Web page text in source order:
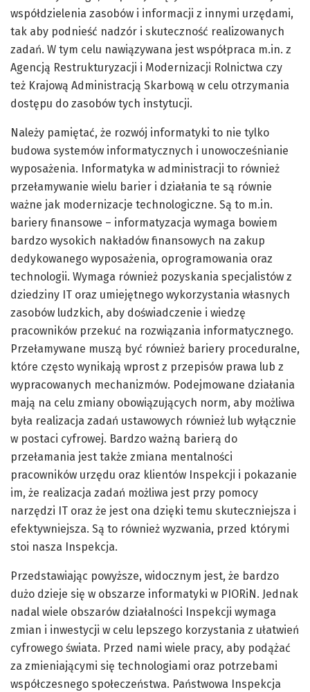
współdzielenia zasobów i informacji z innymi urzędami,
tak aby podnieść nadzór i skuteczność realizowanych
zadań. W tym celu nawiązywana jest współpraca m.in. z
Agencją Restrukturyzacji i Modernizacji Rolnictwa czy
też Krajową Administracją Skarbową w celu otrzymania
dostępu do zasobów tych instytucji.
Należy pamiętać, że rozwój informatyki to nie tylko
budowa systemów informatycznych i unowocześnianie
wyposażenia. Informatyka w administracji to również
przełamywanie wielu barier i działania te są równie
ważne jak modernizacje technologiczne. Są to m.in.
bariery finansowe – informatyzacja wymaga bowiem
bardzo wysokich nakładów finansowych na zakup
dedykowanego wyposażenia, oprogramowania oraz
technologii. Wymaga również pozyskania specjalistów z
dziedziny IT oraz umiejętnego wykorzystania własnych
zasobów ludzkich, aby doświadczenie i wiedzę
pracowników przekuć na rozwiązania informatycznego.
Przełamywane muszą być również bariery proceduralne,
które często wynikają wprost z przepisów prawa lub z
wypracowanych mechanizmów. Podejmowane działania
mają na celu zmiany obowiązujących norm, aby możliwa
była realizacja zadań ustawowych również lub wyłącznie
w postaci cyfrowej. Bardzo ważną barierą do
przełamania jest także zmiana mentalności
pracowników urzędu oraz klientów Inspekcji i pokazanie
im, że realizacja zadań możliwa jest przy pomocy
narzędzi IT oraz że jest ona dzięki temu skuteczniejsza i
efektywniejsza. Są to również wyzwania, przed którymi
stoi nasza Inspekcja.
Przedstawiając powyższe, widocznym jest, że bardzo
dużo dzieje się w obszarze informatyki w PIORiN. Jednak
nadal wiele obszarów działalności Inspekcji wymaga
zmian i inwestycji w celu lepszego korzystania z ułatwień
cyfrowego świata. Przed nami wiele pracy, aby podążać
za zmieniającymi się technologiami oraz potrzebami
współczesnego społeczeństwa. Państwowa Inspekcja